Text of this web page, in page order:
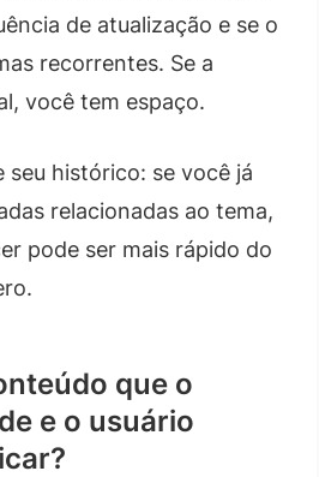
de atualização e se o
recorrentes. Se a
você tem espaço.
seu histórico: se você já
relacionadas ao tema,
pode ser mais rápido do
que o
e o usuário